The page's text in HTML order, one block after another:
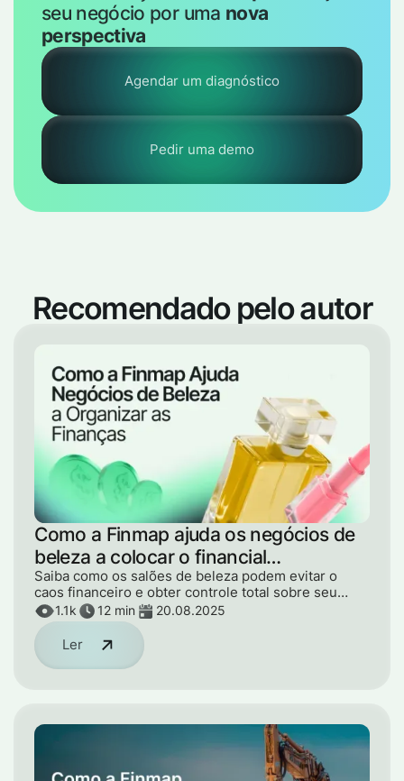
seu negócio por uma nova
perspectiva
Agendar um diagnóstico
Pedir uma demo
Recomendado pelo autor
Como a Finmap ajuda os negócios de
beleza a colocar o financial
management em ordem
Saiba como os salões de beleza podem evitar o
caos financeiro e obter controle total sobre seu
dinheiro. Este artigo revela erros comuns, dicas de
especialistas e etapas práticas para construir um
negócio lucrativo e estável.
Ler
1.1k 12 min 20.08.2025